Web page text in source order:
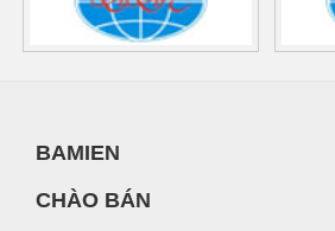
BAMIEN
CHÀO BÁN